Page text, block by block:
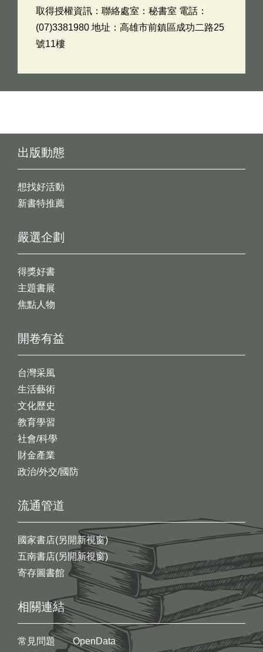
取得授權資訊：聯絡處室：秘書室 電話：
(07)3381980 地址：高雄市前鎮區成功二路25
號11樓
出版動態
想找好活動
新書特推薦
開卷有益
台灣采風
生活藝術
文化歷史
教育學習
社會/科學
財金產業
政治/外交/國防
嚴選企劃
得獎好書
主題書展
焦點人物
流通管道
國家書店(另開新視窗)
五南書店(另開新視窗)
寄存圖書館
相關連結
常見問題
OpenData